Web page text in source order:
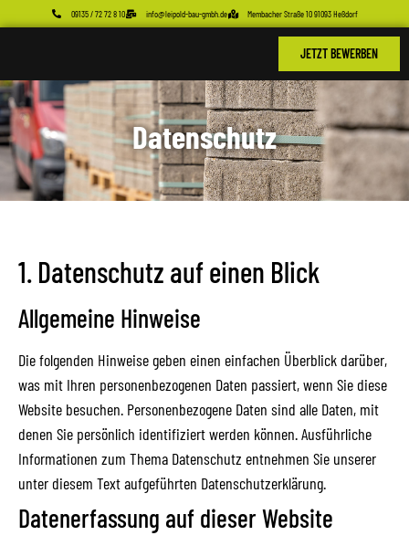
09135 / 72 72 8 10 info@leipold-bau-gmbh.de Membacher Straße 10 91093 Heßdorf
JETZT BEWERBEN
Datenschutz
1. Datenschutz auf einen Blick
Allgemeine Hinweise
Die folgenden Hinweise geben einen einfachen Überblick darüber,
was mit Ihren personenbezogenen Daten passiert, wenn Sie diese
Website besuchen. Personenbezogene Daten sind alle Daten, mit
denen Sie persönlich identifiziert werden können. Ausführliche
Informationen zum Thema Datenschutz entnehmen Sie unserer
unter diesem Text aufgeführten Datenschutzerklärung.
Datenerfassung auf dieser Website